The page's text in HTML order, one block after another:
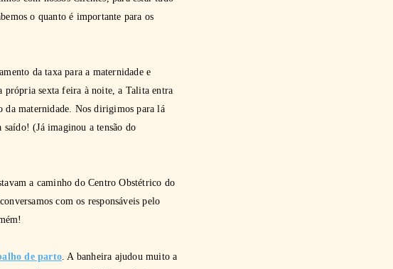
o quanto é importante para os
da taxa para a maternidade e
própria sexta feira à noite, a Talita entra
da maternidade. Nos dirigimos para lá
saído! (Já imaginou a tensão do
a caminho do Centro Obstétrico do
com os responsáveis pelo
de parto. A banheira ajudou muito a